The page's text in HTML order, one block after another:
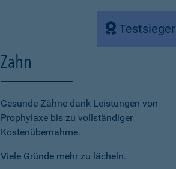
Testsieger
Zahn
Gesunde Zähne dank Leistungen von
Prophylaxe bis zu vollständiger
Kostenübernahme.
Viele Gründe mehr zu lächeln.